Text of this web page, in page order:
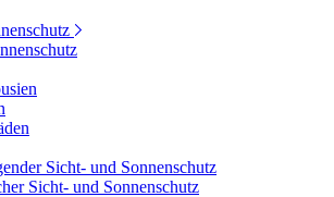
Sicht- und Sonnenschutz
Sicht- und Sonnenschutz